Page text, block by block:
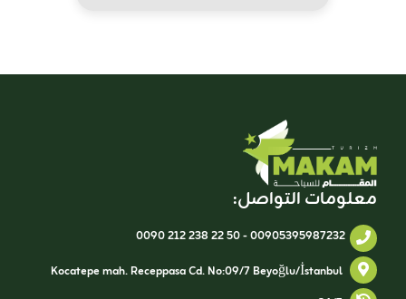
معلومات التواصل:
0090 212 238 22 50-00905395987232